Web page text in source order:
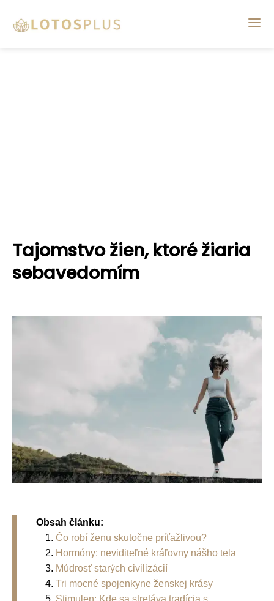
Tajomstvo žien, ktoré žiaria
sebavedomím
Obsah článku:
Čo robí ženu skutočne príťažlivou?
Hormóny: neviditeľné kráľovny nášho tela
Múdrosť starých civilizácií
Tri mocné spojenkyne ženskej krásy
Stimulen: Kde sa stretáva tradícia s